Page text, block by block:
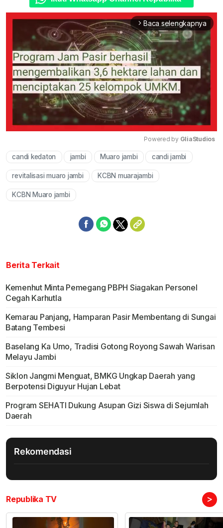
arrow_forward_ios Baca selengkapnya
Mute
Powered by GliaStudios
candi kedaton jambi Muaro jambi candi jambi
revitalisasi muaro jambi KCBN muarajambi
KCBN Muaro jambi
Berita Terkait
Kemenhut Minta Pemegang PBPH Siagakan Personel
Cegah Karhutla
Kemarau Panjang, Hamparan Pasir Membentang di Sungai
Batang Tembesi
Baselang Ka Umo, Tradisi Gotong Royong Sawah Warisan
Melayu Jambi
Siklon Jangmi Menguat, BMKG Ungkap Daerah yang
Berpotensi Diguyur Hujan Lebat
Program SEHATI Dukung Asupan Gizi Siswa di Sejumlah
Daerah
Rekomendasi
Republika TV >